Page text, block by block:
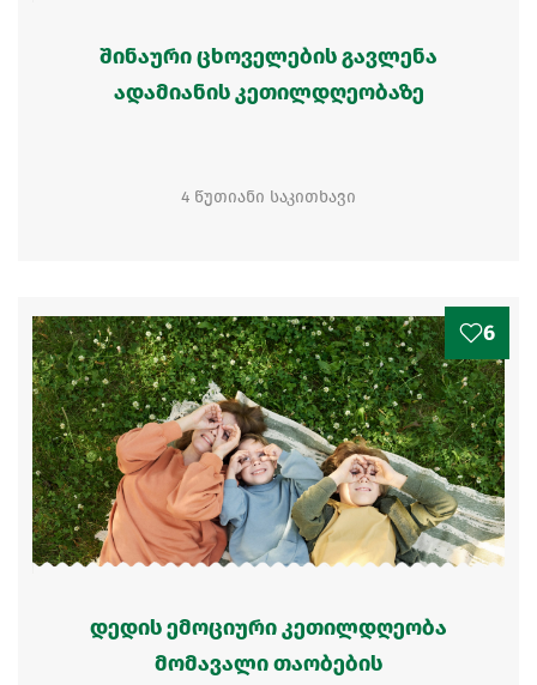
შინაური ცხოველების გავლენა
ადამიანის კეთილდღეობაზე
4 წუთიანი საკითხავი
6
დედის ემოციური კეთილდღეობა
მომავალი თაობების